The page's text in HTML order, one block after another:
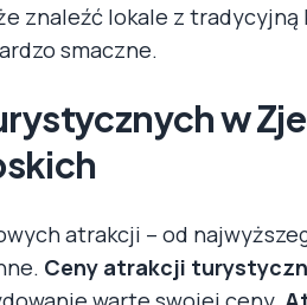
znaleźć lokale z tradycyjną
smaczne.
w
atrakcji – od
Ceny atrakcji